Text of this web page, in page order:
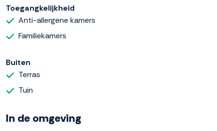
Toegangkelijkheid
Anti-allergene kamers
Familiekamers
Buiten
Terras
Tuin
In de omgeving